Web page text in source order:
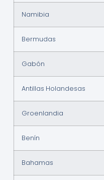
Namibia
Bermudas
Gabón
Antillas Holandesas
Groenlandia
Benín
Bahamas